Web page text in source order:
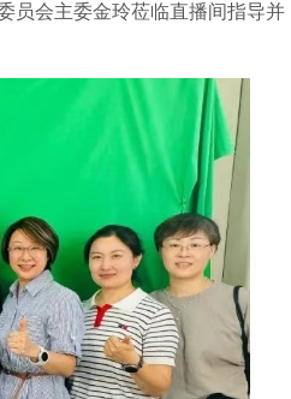
员会主委金玲莅临直播间指导并